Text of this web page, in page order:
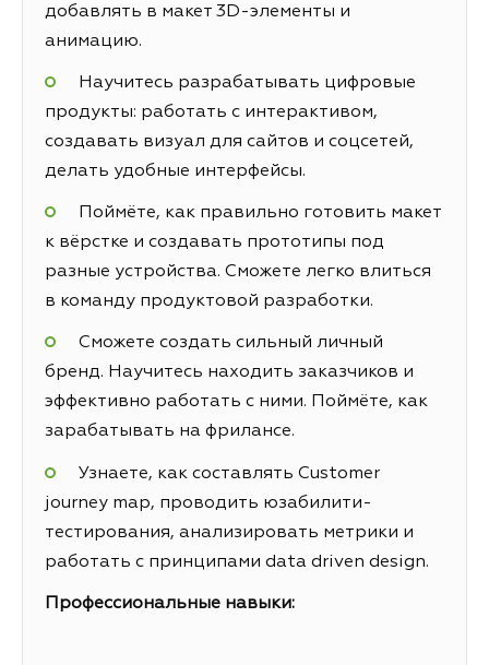
добавлять в макет 3D-элементы и
анимацию.
Научитесь разрабатывать цифровые
продукты: работать с интерактивом,
создавать визуал для сайтов и соцсетей,
делать удобные интерфейсы.
Поймёте, как правильно готовить макет
к вёрстке и создавать прототипы под
разные устройства. Сможете легко влиться
в команду продуктовой разработки.
Сможете создать сильный личный
бренд. Научитесь находить заказчиков и
эффективно работать с ними. Поймёте, как
зарабатывать на фрилансе.
Узнаете, как составлять Customer
journey map, проводить юзабилити-
тестирования, анализировать метрики и
работать с принципами data driven design.
Профессиональные навыки: